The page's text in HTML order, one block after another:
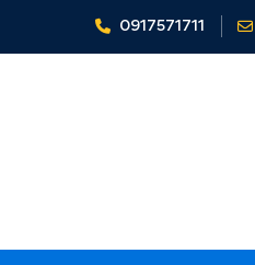
0917571711
Home Tin tức - Sự kiện